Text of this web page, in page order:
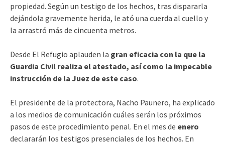
propiedad. Según un testigo de los hechos, tras dispararla
dejándola gravemente herida, le ató una cuerda al cuello y
la arrastró más de cincuenta metros.
Desde El Refugio aplauden la gran eficacia con la que la
Guardia Civil realiza el atestado, así como la impecable
instrucción de la Juez de este caso.
El presidente de la protectora, Nacho Paunero, ha explicado
a los medios de comunicación cuáles serán los próximos
pasos de este procedimiento penal. En el mes de enero
declararán los testigos presenciales de los hechos. En